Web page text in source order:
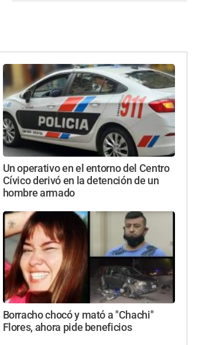
Un operativo en el entorno del Centro
Cívico derivó en la detención de un
hombre armado
Borracho chocó y mató a "Chachi"
Flores, ahora pide beneficios